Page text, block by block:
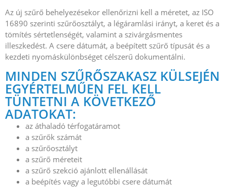
Az új szűrő behelyezésekor ellenőrizni kell a méretet, az ISO
16890 szerinti szűrőosztályt, a légáramlási irányt, a keret és a
tömítés sértetlenségét, valamint a szivárgásmentes
illeszkedést. A csere dátumát, a beépített szűrő típusát és a
kezdeti nyomáskülönbséget célszerű dokumentálni.
MINDEN SZŰRŐSZAKASZ KÜLSEJÉN
EGYÉRTELMŰEN FEL KELL
TÜNTETNI A KÖVETKEZŐ
ADATOKAT:
az áthaladó térfogatáramot
a szűrők számát
a szűrőosztályt
a szűrő méreteit
a szűrő szekció ajánlott ellenállását
a beépítés vagy a legutóbbi csere dátumát